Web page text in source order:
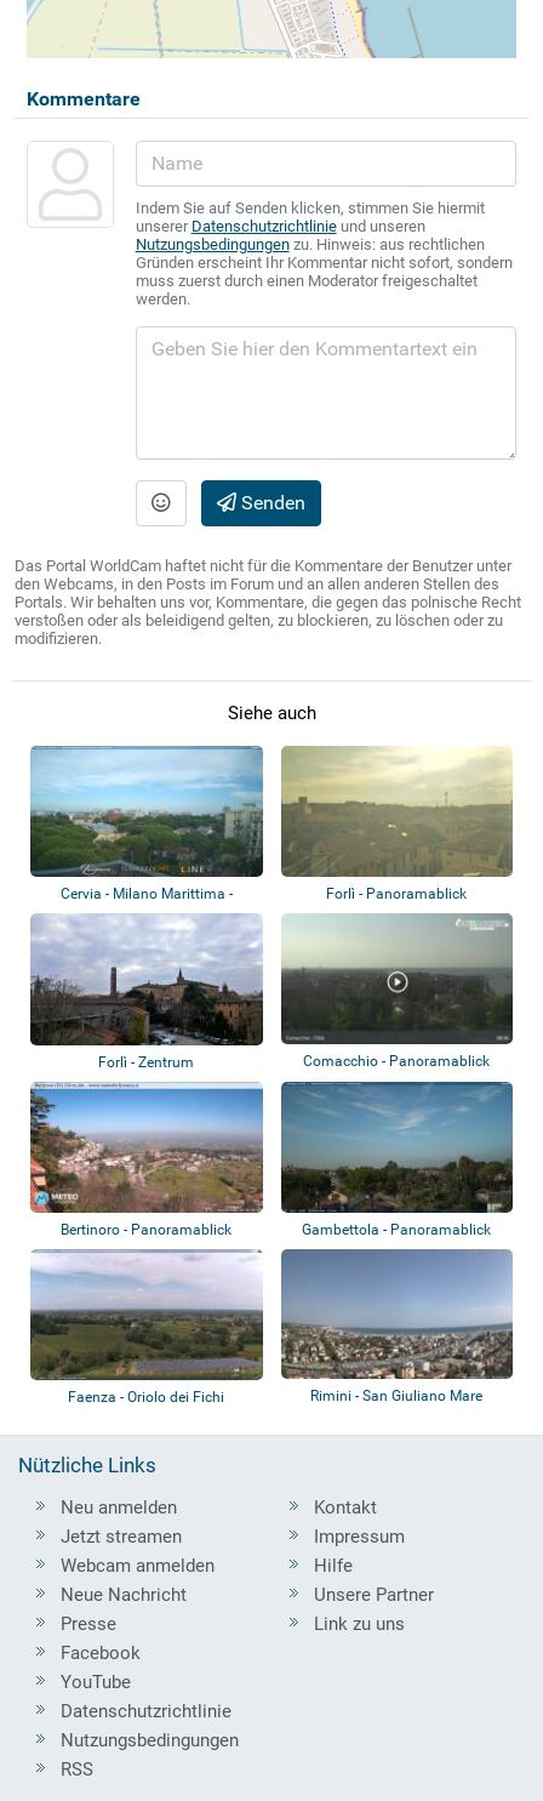
Kommentare
Indem Sie auf Senden klicken, stimmen Sie hiermit
unserer Datenschutzrichtlinieund unseren
Nutzungsbedingungenzu. Hinweis: aus rechtlichen
Gründen erscheint Ihr Kommentar nicht sofort, sondern
muss zuerst durch einen Moderator freigeschaltet
werden.
Senden
Das Portal WorldCam haftet nicht für die Kommentare der Benutzer unter
den Webcams, in den Posts im Forum und an allen anderen Stellen des
Portals. Wir behalten uns vor, Kommentare, die gegen das polnische Recht
verstoßen oder als beleidigend gelten, zu blockieren, zu löschen oder zu
modifizieren.
Siehe auch
Cervia - Milano Marittima -
Panoramablic...
Forlì - Panoramablick
Forlì - Zentrum Comacchio - Panoramablick
Bertinoro - Panoramablick Gambettola - Panoramablick
Faenza - Oriolo dei Fichi Rimini - San Giuliano Mare
Nützliche Links
Neu anmelden
Jetzt streamen
Webcam anmelden
Neue Nachricht
Presse
Kontakt
Impressum
Hilfe
Unsere Partner
Link zu uns
Facebook
YouTube
Datenschutzrichtlinie
Nutzungsbedingungen
RSS